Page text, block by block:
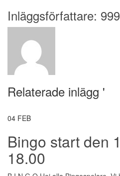
Inläggsförfattare:
Relaterade inlägg '
04 FEB
Bingo start den
18.00